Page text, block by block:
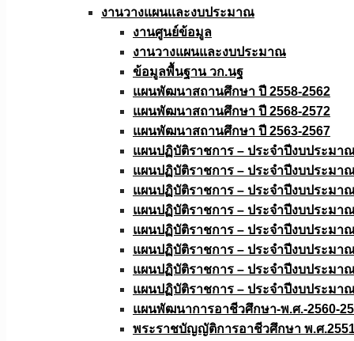
งานวางแผนเเละงบประมาณ
งานศูนย์ข้อมูล
งานวางแผนและงบประมาณ
ข้อมูลพื้นฐาน วก.นฐ
แผนพัฒนาสถานศึกษา ปี 2558-2562
แผนพัฒนาสถานศึกษา ปี 2568-2572
แผนพัฒนาสถานศึกษา ปี 2563-2567
แผนปฏิบัติราชการ – ประจำปีงบประมา
แผนปฏิบัติราชการ – ประจำปีงบประมา
แผนปฏิบัติราชการ – ประจำปีงบประมา
แผนปฏิบัติราชการ – ประจำปีงบประมา
แผนปฏิบัติราชการ – ประจำปีงบประมา
แผนปฏิบัติราชการ – ประจำปีงบประมา
แผนปฏิบัติราชการ – ประจำปีงบประมา
แผนปฏิบัติราชการ – ประจำปีงบประมา
แผนพัฒนาการอาชีวศึกษา-พ.ศ.-2560-
พระราชบัญญัติการอาชีวศึกษา พ.ศ